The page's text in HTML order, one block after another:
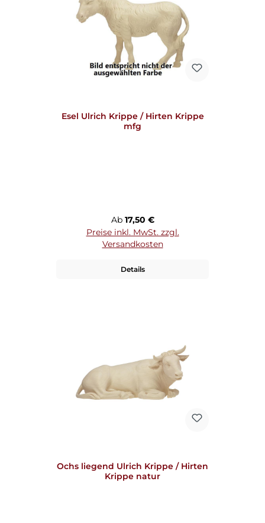
Esel Ulrich Krippe / Hirten Krippe
mfg
Regulärer Preis:
Ab 17,50 €
Preise inkl. MwSt. zzgl.
Versandkosten
Details
Ochs liegend Ulrich Krippe / Hirten
Krippe natur